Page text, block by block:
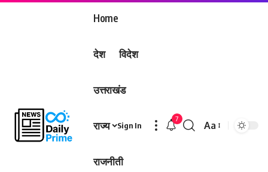
Home
देश विदेश
उत्तराखंड
राज्य
राजनीती
Sign In
7
Font
Aa